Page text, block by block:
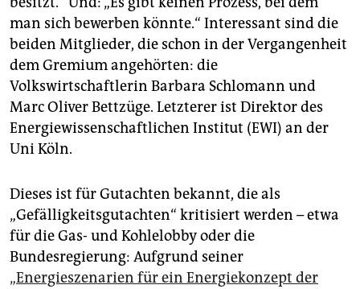
man sich bewerben könnte.“ Interessant sind die
beiden Mitglieder, die schon in der Vergangenheit
dem Gremium angehörten: die
Volkswirtschaftlerin Barbara Schlomann und
Marc Oliver Bettzüge. Letzterer ist Direktor des
Energiewissenschaftlichen Institut (EWI) an der
Uni Köln.
Dieses ist für Gutachten bekannt, die als
„Gefälligkeitsgutachten“ kritisiert werden – etwa
für die Gas- und Kohlelobby oder die
Bundesregierung: Aufgrund seiner
„Energieszenarien für ein Energiekonzept der